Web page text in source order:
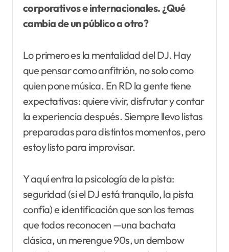
corporativos e internacionales. ¿Qué
cambia de un público a otro?
Lo primero es la mentalidad del DJ. Hay
que pensar como anfitrión, no solo como
quien pone música. En RD la gente tiene
expectativas: quiere vivir, disfrutar y contar
la experiencia después. Siempre llevo listas
preparadas para distintos momentos, pero
estoy listo para improvisar.
Y aquí entra la psicología de la pista:
seguridad (si el DJ está tranquilo, la pista
confía) e identificación que son los temas
que todos reconocen —una bachata
clásica, un merengue 90s, un dembow